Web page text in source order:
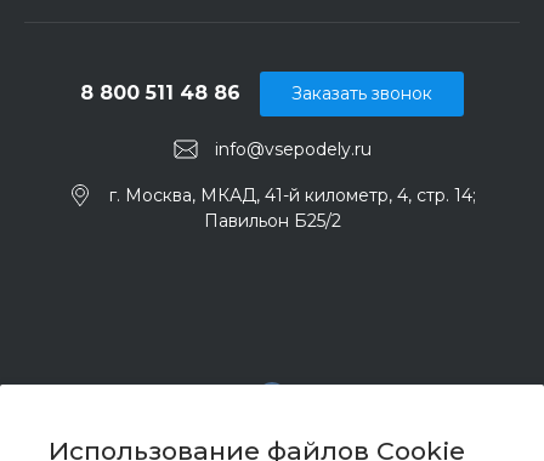
Использование файлов Cookie
info@vsepodely.ru
8 800 511 48 86
г. Москва, МКАД, 41-й километр, 4, стр. 14;
Павильон Б25/2
Заказать звонок